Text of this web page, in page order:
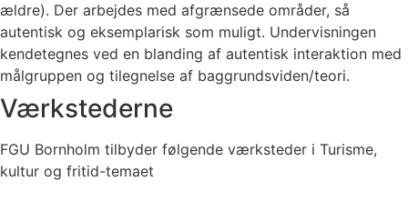
ældre). Der arbejdes med afgrænsede områder, så
autentisk og eksemplarisk som muligt. Undervisningen
kendetegnes ved en blanding af autentisk interaktion med
målgruppen og tilegnelse af baggrundsviden/teori.
Værkstederne
FGU Bornholm tilbyder følgende værksteder i Turisme,
kultur og fritid-temaet